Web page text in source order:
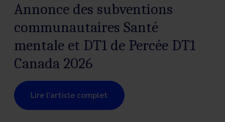
Annonce des subventions
communautaires Santé
mentale et DT1 de Percée DT1
Canada 2026
Lire l’article complet